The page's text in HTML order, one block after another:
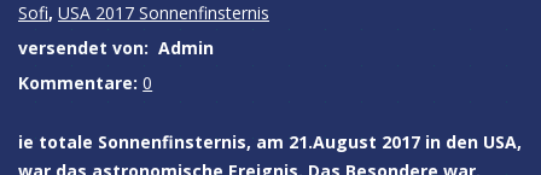
Sofi, USA 2017 Sonnenfinsternis
versendet von: Admin
Kommentare: 0
ie totale Sonnenfinsternis, am 21.August 2017 in den USA,